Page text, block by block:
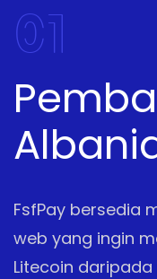
01
FsfPay bersedia
web yang ingin
Litecoin